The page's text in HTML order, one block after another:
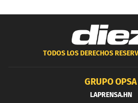
TODOS LOS DERECHOS
GRUPO OPSA
LAPRENSA.HN